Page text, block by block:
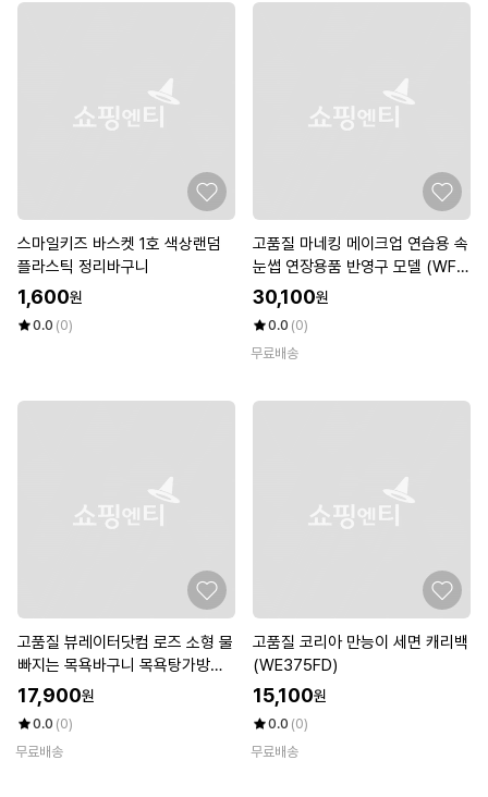
스마일키즈 바스켓 1호 색상랜덤
플라스틱 정리바구니
1,600원
0.0 (0)
고품질 마네킹 메이크업 연습용 속
눈썹 연장용품 반영구 모델 (WFK
KOWN)
30,100원
0.0 (0)
무료배송
고품질 뷰레이터닷컴 로즈 소형 물
빠지는 목욕바구니 목욕탕가방
(WFKB79M)
17,900원
0.0 (0)
무료배송
고품질 코리아 만능이 세면 캐리백
(WE375FD)
15,100원
0.0 (0)
무료배송